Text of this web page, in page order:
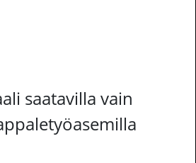
saatavilla vain